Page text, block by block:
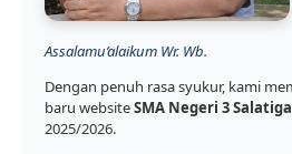
Assalamu’alaikum Wr. Wb.
Dengan penuh rasa syukur, kami
baru websiteSMA Negeri 3 Salatiga
2025/2026.